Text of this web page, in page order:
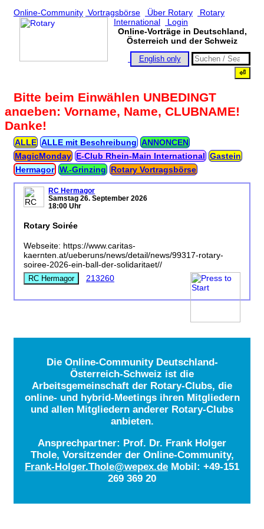
Online-Community Vortragsbörse Über Rotary
Rotary
International
Login
Online-Vorträge in Deutschland,
Österreich und der Schweiz
English only
Bitte beim Einwählen UNBEDINGT
angeben: Vorname, Name, CLUBNAME!
Danke!
ALLE ALLE mit Beschreibung ANNONCEN
MagicMonday E‑Club Rhein‑Main International Gastein
Hermagor W.‑Grinzing Rotary Vortragsbörse
RC Hermagor
Samstag 26. September 2026
18:00 Uhr
Rotary Soirée
Webseite: https://www.caritas-
kaernten.at/ueberuns/news/detail/news/99317-rotary-
soiree-2026-ein-ball-der-solidaritaet//
RC Hermagor 213260
Die Online-Community Deutschland-
Österreich-Schweiz ist die
Arbeitsgemeinschaft der Rotary-Clubs, die
online- und hybrid-Meetings ihren Mitgliedern
und allen Mitgliedern anderer Rotary-Clubs
anbieten.
Ansprechpartner: Prof. Dr. Frank Holger
Thole, Vorsitzender der Online-Community,
Frank-Holger.Thole@wepex.de Mobil: +49-151
269 369 20